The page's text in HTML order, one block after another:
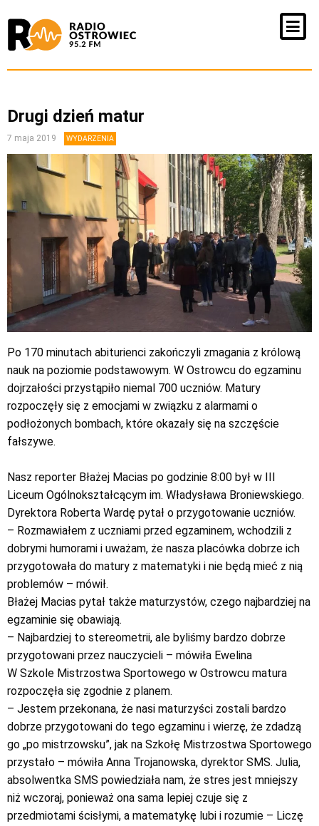
Drugi dzień matur
7 maja 2019 WYDARZENIA
Po 170 minutach abiturienci zakończyli zmagania z królową
nauk na poziomie podstawowym. W Ostrowcu do egzaminu
dojrzałości przystąpiło niemal 700 uczniów. Matury
rozpoczęły się z emocjami w związku z alarmami o
podłożonych bombach, które okazały się na szczęście
fałszywe.
Nasz reporter Błażej Macias po godzinie 8:00 był w III
Liceum Ogólnokształcącym im. Władysława Broniewskiego.
Dyrektora Roberta Wardę pytał o przygotowanie uczniów.
– Rozmawiałem z uczniami przed egzaminem, wchodzili z
dobrymi humorami i uważam, że nasza placówka dobrze ich
przygotowała do matury z matematyki i nie będą mieć z nią
problemów – mówił.
Błażej Macias pytał także maturzystów, czego najbardziej na
egzaminie się obawiają.
– Najbardziej to stereometrii, ale byliśmy bardzo dobrze
przygotowani przez nauczycieli – mówiła Ewelina
W Szkole Mistrzostwa Sportowego w Ostrowcu matura
rozpoczęła się zgodnie z planem.
– Jestem przekonana, że nasi maturzyści zostali bardzo
dobrze przygotowani do tego egzaminu i wierzę, że zdadzą
go „po mistrzowsku”, jak na Szkołę Mistrzostwa Sportowego
przystało – mówiła Anna Trojanowska, dyrektor SMS. Julia,
absolwentka SMS powiedziała nam, że stres jest mniejszy
niż wczoraj, ponieważ ona sama lepiej czuje się z
przedmiotami ścisłymi, a matematykę lubi i rozumie – Liczę